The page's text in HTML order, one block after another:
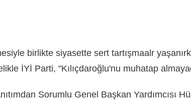
birlikte siyasette sert tartışmaalr
İYİ Parti, "Kılıçdaroğlu'nu muhatap
Sorumlu Genel Başkan Yardımcısı